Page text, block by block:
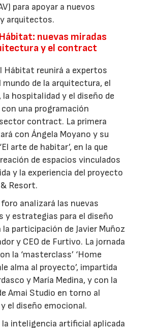
para apoyar a nuevos
arquitectos.
nuevas miradas
y el contract
Hábitat reunirá a expertos
mundo de la arquitectura, el
hospitalidad y el diseño de
una programación
contract. La primera
con Ángela Moyano y su
arte de habitar’, en la que
de espacios vinculados
y la experiencia del proyecto
Resort.
analizará las nuevas
y estrategias para el diseño
participación de Javier Muñoz
y CEO de Furtivo. La jornada
la ‘masterclass’ ‘Home
alma al proyecto’, impartida
y María Medina, y con la
Amai Studio en torno al
el diseño emocional.
la inteligencia artificial aplicada